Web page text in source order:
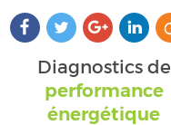
Diagnostics de
performance
énergétique